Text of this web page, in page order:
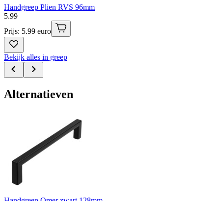
Handgreep Plien RVS 96mm
5.99
Prijs: 5.99 euro
Bekijk alles in greep
Alternatieven